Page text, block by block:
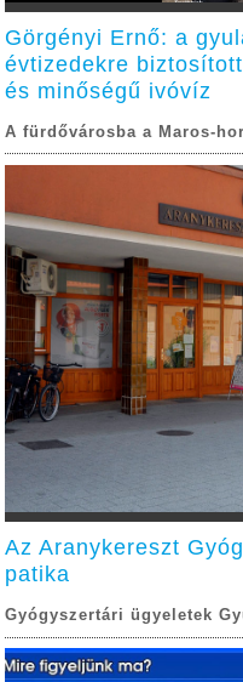
Görgényi Ernő: a
évtizedekre
és minőségű ivóvíz
A fürdővárosba a Maros-
Az Aranykereszt
patika
Gyógyszertári ügyeletek